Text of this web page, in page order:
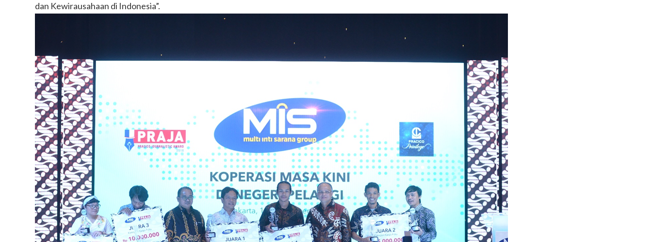
dan Kewirausahaan di Indonesia”.